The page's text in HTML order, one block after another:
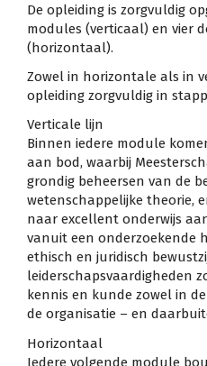
De opleiding is zorgvuldig
modules (verticaal) en vier
(horizontaal).
Zowel in horizontale als in
opleiding zorgvuldig in
Verticale lijn
Binnen iedere module
aan bod, waarbij
grondig beheersen van de
wetenschappelijke theorie,
naar excellent onderwijs
vanuit een onderzoekende
ethisch en juridisch
leiderschapsvaardigheden
kennis en kunde zowel in
de organisatie – en
Horizontaal
Iedere volgende module